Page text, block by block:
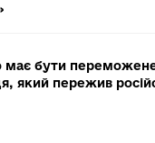
має бути
який пережив